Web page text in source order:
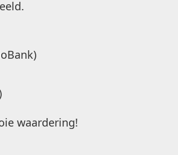
waardering!